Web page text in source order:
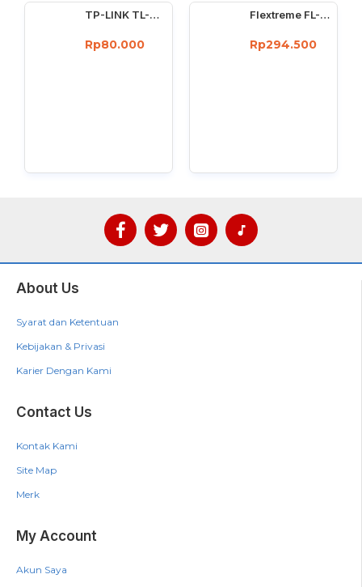
TP-LINK TL-WN725N : 150Mbps wireless N Nano USB adapter
Rp80.000
Flextreme FL-8110GMA-11-5-AS Media Converter Dual Core Gigabit Multimode 550 Meter
Rp294.500
About Us
Syarat dan Ketentuan
Kebijakan & Privasi
Karier Dengan Kami
Contact Us
Kontak Kami
Site Map
Merk
My Account
Akun Saya